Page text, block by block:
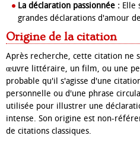
La déclaration passionnée : Elle
grandes déclarations d'amour
Origine de la citation
Après recherche, cette citation ne
œuvre littéraire, un film, ou une
probable qu'il s'agisse d'une
personnelle ou d'une phrase
utilisée pour illustrer une
intense. Son origine est non-
de citations classiques.